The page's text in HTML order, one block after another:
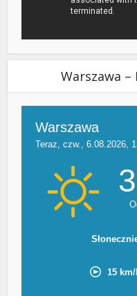
Warszawa